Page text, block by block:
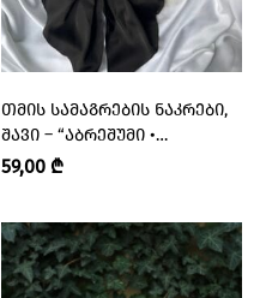
ᲗᲛᲘᲡ ᲡᲐᲛᲐᲒᲠᲔᲑᲘᲡ ᲜᲐᲙᲠᲔᲑᲘ,
ᲨᲐᲕᲘ – “ᲐᲑᲠᲔᲨᲣᲛᲘ •
ABRESHUMI”
59,00 ₾